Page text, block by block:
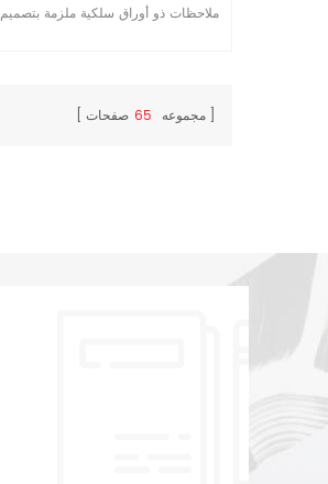
ملاحظات ذو أوراق سلكية ملزمة
مجموعه 65 صفحات